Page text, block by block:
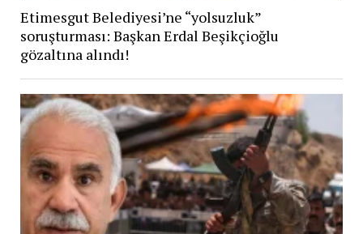
Etimesgut Belediyesi’ne “yolsuzluk”
soruşturması: Başkan Erdal Beşikçioğlu
gözaltına alındı!